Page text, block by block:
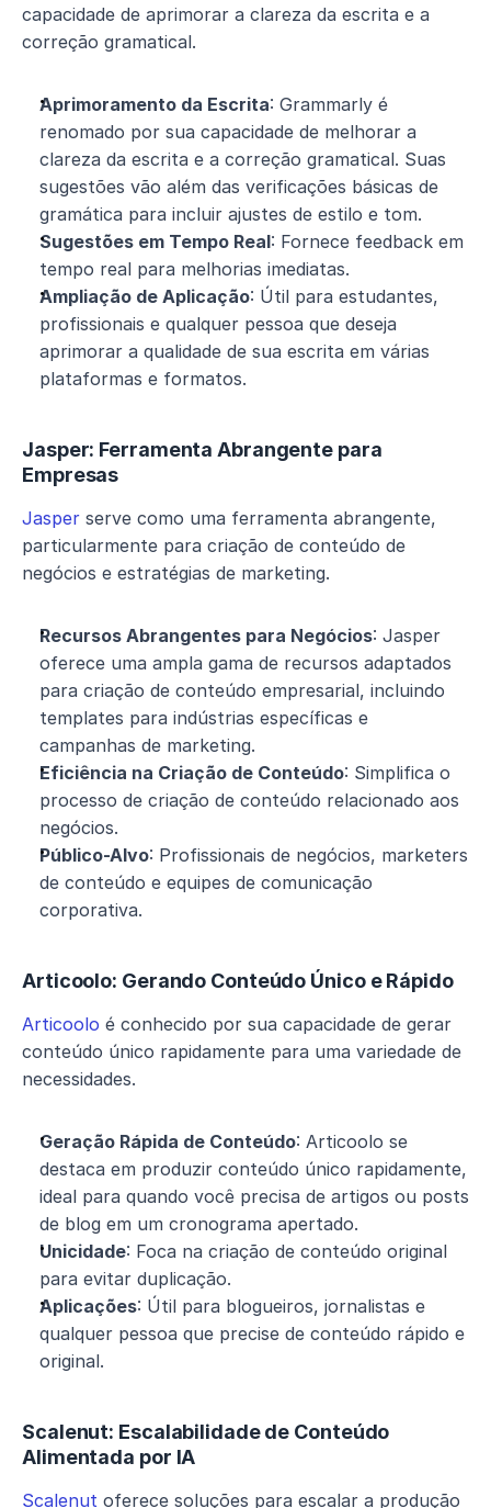
capacidade de aprimorar a clareza da escrita e a
correção gramatical.
Aprimoramento da Escrita: Grammarly é
renomado por sua capacidade de melhorar a
clareza da escrita e a correção gramatical. Suas
sugestões vão além das verificações básicas de
gramática para incluir ajustes de estilo e tom.
Sugestões em Tempo Real: Fornece feedback em
tempo real para melhorias imediatas.
Ampliação de Aplicação: Útil para estudantes,
profissionais e qualquer pessoa que deseja
aprimorar a qualidade de sua escrita em várias
plataformas e formatos.
Jasper: Ferramenta Abrangente para
Empresas
Jasper serve como uma ferramenta abrangente,
particularmente para criação de conteúdo de
negócios e estratégias de marketing.
Recursos Abrangentes para Negócios: Jasper
oferece uma ampla gama de recursos adaptados
para criação de conteúdo empresarial, incluindo
templates para indústrias específicas e
campanhas de marketing.
Eficiência na Criação de Conteúdo: Simplifica o
processo de criação de conteúdo relacionado aos
negócios.
Público-Alvo: Profissionais de negócios, marketers
de conteúdo e equipes de comunicação
corporativa.
Articoolo: Gerando Conteúdo Único e Rápido
Articoolo é conhecido por sua capacidade de gerar
conteúdo único rapidamente para uma variedade de
necessidades.
Geração Rápida de Conteúdo: Articoolo se
destaca em produzir conteúdo único rapidamente,
ideal para quando você precisa de artigos ou posts
de blog em um cronograma apertado.
Unicidade: Foca na criação de conteúdo original
para evitar duplicação.
Aplicações: Útil para blogueiros, jornalistas e
qualquer pessoa que precise de conteúdo rápido e
original.
Scalenut: Escalabilidade de Conteúdo
Alimentada por IA
Scalenut oferece soluções para escalar a produção